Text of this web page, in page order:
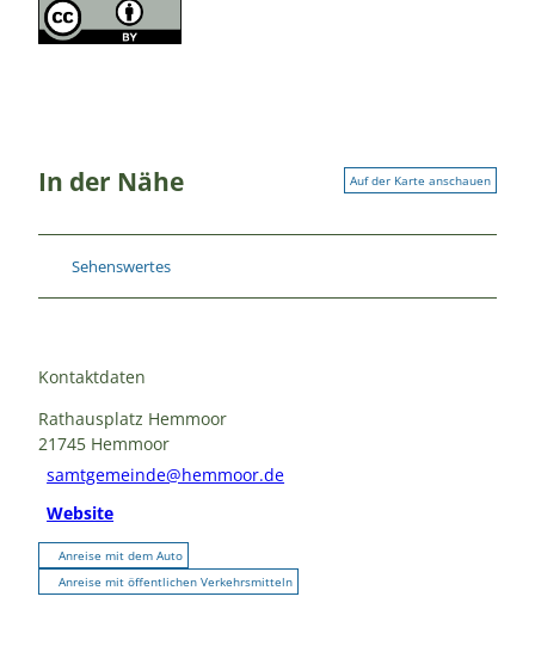
In der Nähe Auf der Karte anschauen
Sehenswertes
Kontaktdaten
Rathausplatz Hemmoor
21745 Hemmoor
samtgemeinde@hemmoor.de
Website
Anreise mit dem Auto
Anreise mit öffentlichen Verkehrsmitteln